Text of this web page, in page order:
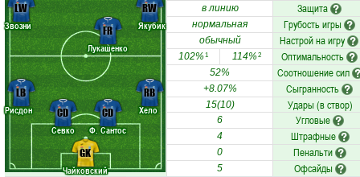
Чайковский
Рисдон
Севко
Ф. Сантос
Хело
Звозни
Лукашенко
Якубик
GK
LB
CD
CD
RB
LW
FR
RW в линию Защита
нормальная Грубость игры
обычный Настрой на игру
102%1 114%2 Оптимальность
52% Соотношение сил
+8.07% Сыгранность
15(10) Удары (в створ)
6 Угловые
4 Штрафные
0 Пенальти
5 Офсайды